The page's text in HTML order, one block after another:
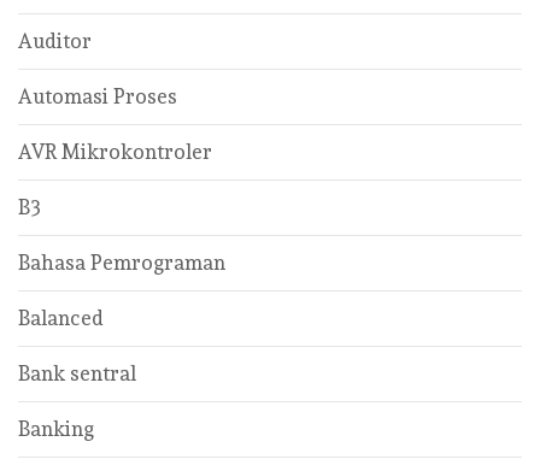
Auditor
Automasi Proses
AVR Mikrokontroler
B3
Bahasa Pemrograman
Balanced
Bank sentral
Banking